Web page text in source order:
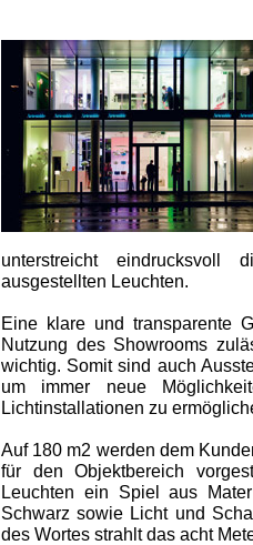
unterstreicht
ausgestellten Leuchten.
Eine klare und transparente
Nutzung des Showrooms
wichtig. Somit sind auch
um immer neue
Lichtinstallationen zu
Auf 180 m2 werden dem
für den Objektbereich
Leuchten ein Spiel aus
Schwarz sowie Licht und
des Wortes strahlt das acht